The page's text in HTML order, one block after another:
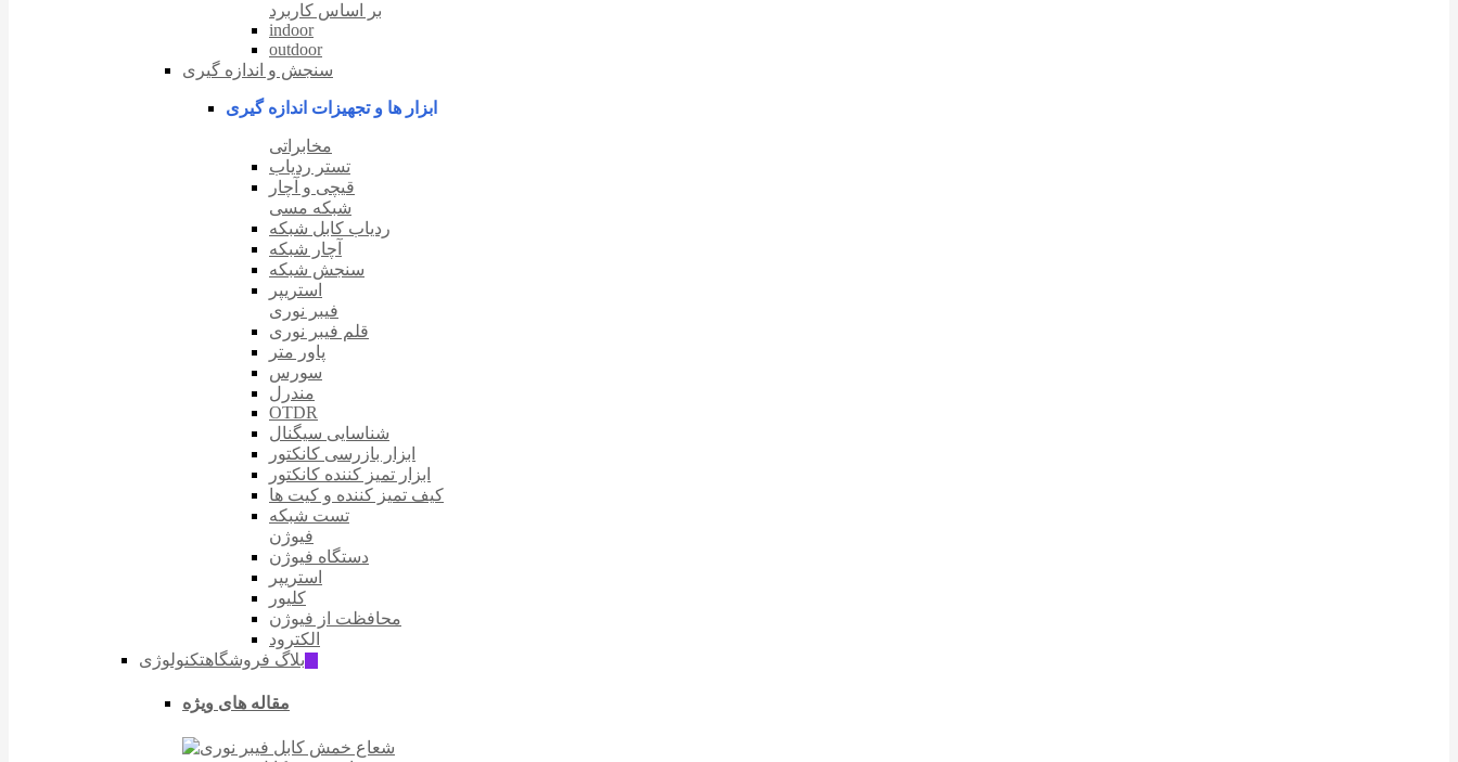
بر اساس کاربرد
indoor
outdoor
سنجش و اندازه گیری
ابزار ها و تجهیزات اندازه گیری
مخابراتی
تستر ردیاب
قیچی و آچار
شبکه مسی
ردیاب کابل شبکه
آچار شبکه
سنجش شبکه
استریپر
فیبر نوری
قلم فیبر نوری
پاور متر
سورس
مندرل
OTDR
شناسایی سیگنال
ابزار بازرسی کانکتور
ابزار تمیز کننده کانکتور
کیف تمیز کننده و کیت ها
تست شبکه
فیوژن
دستگاه فیوژن
استریپر
کلیور
محافظت از فیوژن
الکترود
بلاگ فروشگاهتکنولوژی
مقاله های ویژه